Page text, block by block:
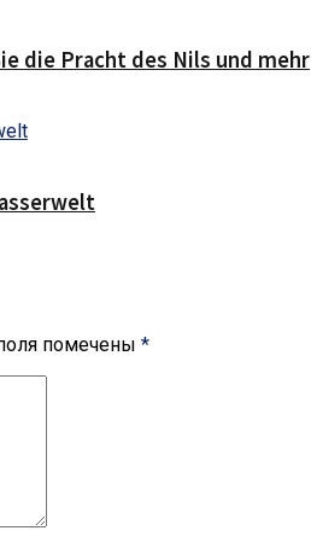
die Pracht des Nils und mehr
помечены *